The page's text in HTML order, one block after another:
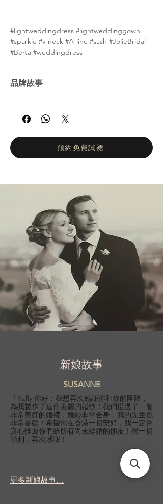
#lightweddingdress #lightweddinggown
#sparkle #v-neck #A-line #sash #JolieBridal
#Berta #weddingdress
品牌故事
承精緻簡約的設計理念，精湛的工藝和純粹的
前衛風格。所有禮服均採用透視裙擺和華麗細
品牌。自 2013 年進軍國際市場以來，BERTA
以創紀錄的速度迅速成為家喻戶曉的品牌。
預約免費試裙
新娘故事
SUSANNE
「Kelly 你好：我想再次感謝你和你的團隊，
為我製作了這件美麗的婚紗！我們度過了一個
非常美好的婚禮，婚紗非常合身，我的先生也
非常喜歡！希望你在香港一切安好，我一定會
真心推薦你們給所有尚未結婚的朋友！祝一切
順利，再次感謝！」
更多新娘故事...